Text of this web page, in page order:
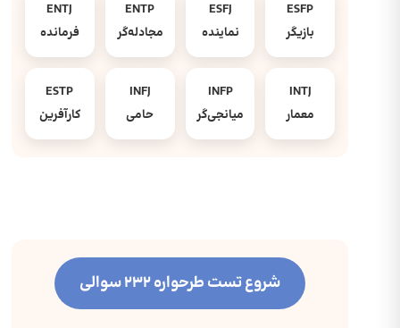
ESFP
بازیگر
ESFJ
نماینده
ENTP
مجادله‌گر
ENTJ
فرمانده
INTJ
معمار
INFP
میانجی‌گر
INFJ
حامی
ESTP
کارآفرین
شروع تست طرحواره 232 سوالی